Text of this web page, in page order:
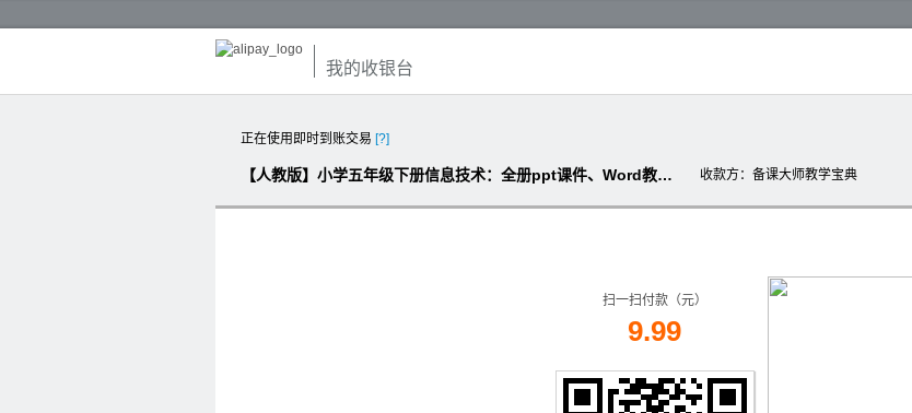
我的收银台
正在使用即时到账交易 [?]
【人教版】小学五年级下册信息技术：全册ppt课件、Word教案（匹配版，共30份） 收款方：备课大师教学宝典
扫一扫付款（元）
9.99